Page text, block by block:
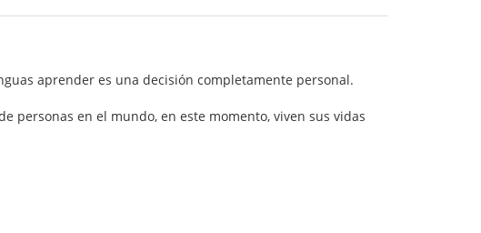
aprender es una decisión completamente personal.
personas en el mundo, en este momento, viven sus vidas